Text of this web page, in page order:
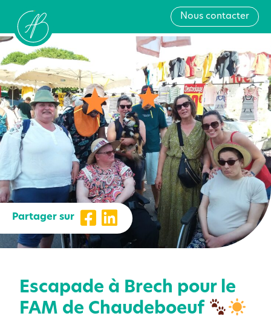
Nous contacter
Partager sur
Escapade à Brech pour le
FAM de Chaudeboeuf